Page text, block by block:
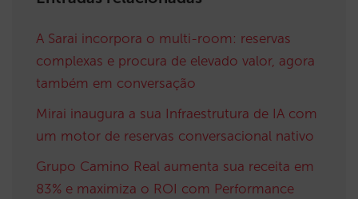
A Sarai incorpora o multi-room: reservas
complexas e procura de elevado valor, agora
também em conversação
Mirai inaugura a sua Infraestrutura de IA com
um motor de reservas conversacional nativo
Grupo Camino Real aumenta sua receita em
83% e maximiza o ROI com Performance